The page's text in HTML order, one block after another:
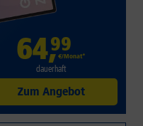
64,99
€/Monat*
dauerhaft
Zum Angebot